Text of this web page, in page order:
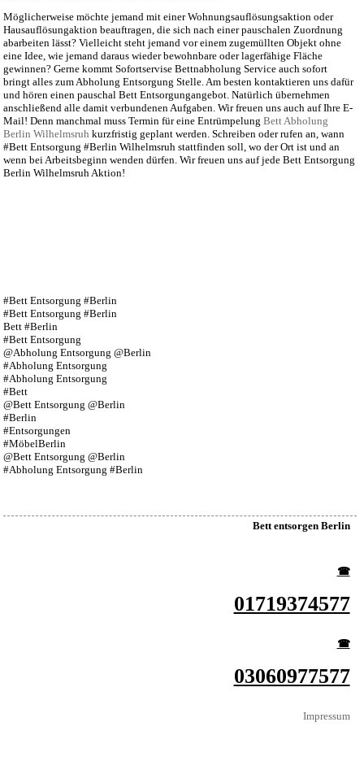
Möglicherweise möchte jemand mit einer Wohnungsauflösungsaktion oder
Hausauflösungaktion beauftragen, die sich nach einer pauschalen Zuordnung
abarbeiten lässt? Vielleicht steht jemand vor einem zugemüllten Objekt ohne
eine Idee, wie jemand daraus wieder bewohnbare oder lagerfähige Fläche
gewinnen? Gerne kommt Sofortservise Bettnabholung Service auch sofort
bringt alles zum Abholung Entsorgung Stelle. Am besten kontaktieren uns dafür
und hören einen pauschal Bett Entsorgungangebot. Natürlich übernehmen
anschließend alle damit verbundenen Aufgaben. Wir freuen uns auch auf Ihre E-
Mail! Denn manchmal muss Termin für eine Entrümpelung Bett Abholung
Berlin Wilhelmsruh kurzfristig geplant werden. Schreiben oder rufen an, wann
#Bett Entsorgung #Berlin Wilhelmsruh stattfinden soll, wo der Ort ist und an
wenn bei Arbeitsbeginn wenden dürfen. Wir freuen uns auf jede Bett Entsorgung
Berlin Wilhelmsruh Aktion!
#Bett Entsorgung #Berlin
#Bett Entsorgung #Berlin
Bett #Berlin
#Bett Entsorgung
@Abholung Entsorgung @Berlin
#Abholung Entsorgung
#Abholung Entsorgung
#Bett
@Bett Entsorgung @Berlin
#Berlin
#Entsorgungen
#MöbelBerlin
@Bett Entsorgung @Berlin
#Abholung Entsorgung #Berlin
Bett entsorgen Berlin
☎︎
01719374577
☎︎
03060977577
Impressum